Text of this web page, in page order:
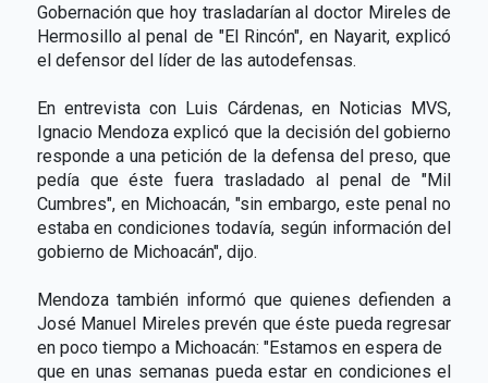
Gobernación que hoy trasladarían al doctor Mireles de
Hermosillo al penal de "El Rincón", en Nayarit, explicó
el defensor del líder de las autodefensas.
En entrevista con Luis Cárdenas, en Noticias MVS,
Ignacio Mendoza explicó que la decisión del gobierno
responde a una petición de la defensa del preso, que
pedía que éste fuera trasladado al penal de "Mil
Cumbres", en Michoacán, "sin embargo, este penal no
estaba en condiciones todavía, según información del
gobierno de Michoacán", dijo.
Mendoza también informó que quienes defienden a
José Manuel Mireles prevén que éste pueda regresar
en poco tiempo a Michoacán: "Estamos en espera de
que en unas semanas pueda estar en condiciones el